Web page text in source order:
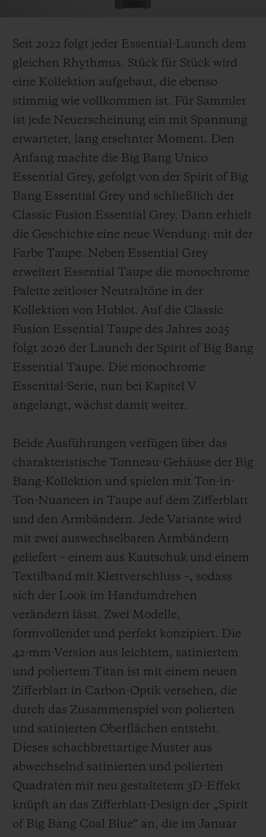
Seit 2022 folgt jeder Essential-Launch dem
gleichen Rhythmus. Stück für Stück wird
eine Kollektion aufgebaut, die ebenso
stimmig wie vollkommen ist. Für Sammler
ist jede Neuerscheinung ein mit Spannung
erwarteter, lang ersehnter Moment. Den
Anfang machte die Big Bang Unico
Essential Grey, gefolgt von der Spirit of Big
Bang Essential Grey und schließlich der
Classic Fusion Essential Grey. Dann erhielt
die Geschichte eine neue Wendung: mit der
Farbe Taupe. Neben Essential Grey
erweitert Essential Taupe die monochrome
Palette zeitloser Neutraltöne in der
Kollektion von Hublot. Auf die Classic
Fusion Essential Taupe des Jahres 2025
folgt 2026 der Launch der Spirit of Big Bang
Essential Taupe. Die monochrome
Essential-Serie, nun bei Kapitel V
angelangt, wächst damit weiter.
Beide Ausführungen verfügen über das
charakteristische Tonneau-Gehäuse der Big
Bang-Kollektion und spielen mit Ton-in-
Ton-Nuancen in Taupe auf dem Zifferblatt
und den Armbändern. Jede Variante wird
mit zwei auswechselbaren Armbändern
geliefert – einem aus Kautschuk und einem
Textilband mit Klettverschluss –, sodass
sich der Look im Handumdrehen
verändern lässt. Zwei Modelle,
formvollendet und perfekt konzipiert. Die
42-mm-Version aus leichtem, satiniertem
und poliertem Titan ist mit einem neuen
Zifferblatt in Carbon-Optik versehen, die
durch das Zusammenspiel von polierten
und satinierten Oberflächen entsteht.
Dieses schachbrettartige Muster aus
abwechselnd satinierten und polierten
Quadraten mit neu gestaltetem 3D-Effekt
knüpft an das Zifferblatt-Design der „Spirit
of Big Bang Coal Blue“ an, die im Januar